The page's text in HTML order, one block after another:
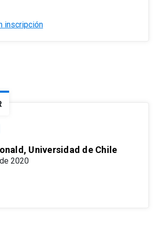
inscripción
Universidad de Chile
2020